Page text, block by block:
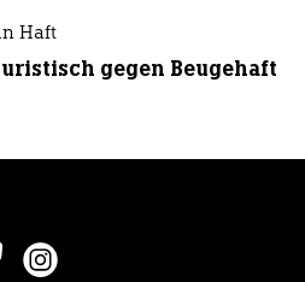
Haft
gegen Beugehaft